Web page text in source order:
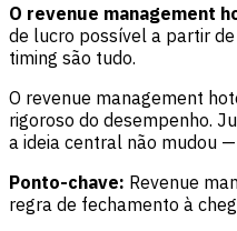
O revenue management
de lucro possível a partir
timing são tudo.
O revenue management
rigoroso do desempenho.
a ideia central não mudou
Ponto-chave: Revenue
regra de fechamento à